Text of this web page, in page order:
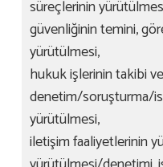
süreçlerinin
güvenliğinin temini,
yürütülmesi,
hukuk işlerinin takibi
denetim/soruşturma/
yürütülmesi,
iletişim faaliyetlerinin